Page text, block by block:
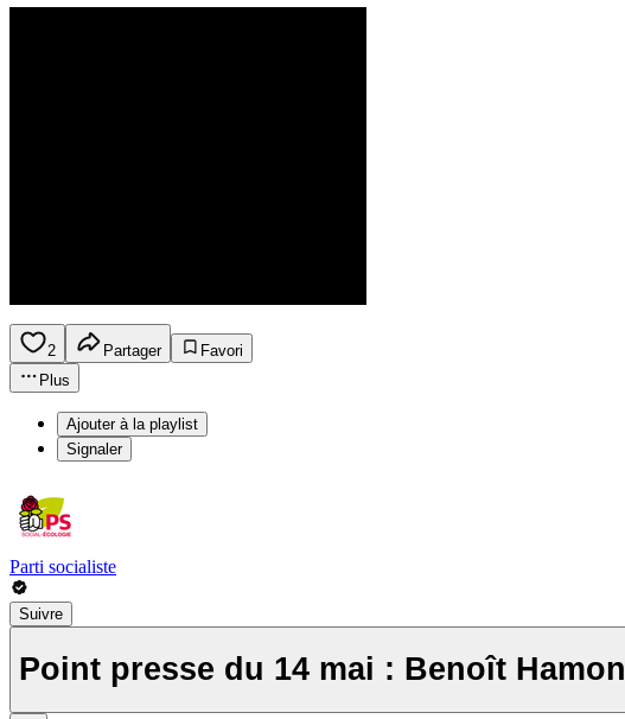
2 Partager
Favori
Plus
Ajouter à la playlist
Signaler
Parti socialiste
Suivre
Point presse du 14 mai : Benoît Hamon